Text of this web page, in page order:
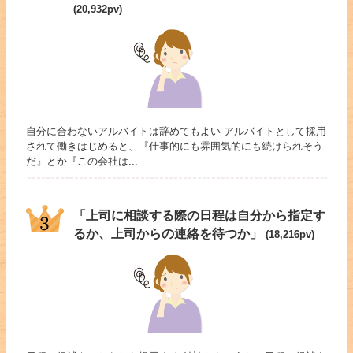
(20,932pv)
自分に合わないアルバイトは辞めてもよい アルバイトとして採用
されて働きはじめると、『仕事的にも雰囲気的にも続けられそう
だ』とか『この会社は...
「上司に相談する際の日程は自分から指定す
るか、上司からの連絡を待つか」
(18,216pv)